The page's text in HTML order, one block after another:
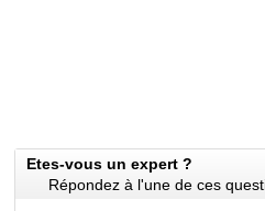
Etes-vous un expert ?
Répondez à l'une de ces